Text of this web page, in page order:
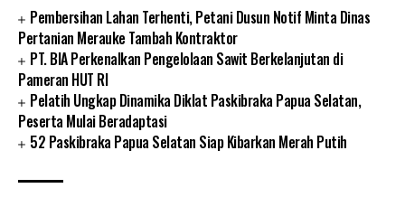
Pembersihan Lahan Terhenti, Petani Dusun Notif Minta Dinas
Pertanian Merauke Tambah Kontraktor
PT. BIA Perkenalkan Pengelolaan Sawit Berkelanjutan di
Pameran HUT RI
Pelatih Ungkap Dinamika Diklat Paskibraka Papua Selatan,
Peserta Mulai Beradaptasi
52 Paskibraka Papua Selatan Siap Kibarkan Merah Putih